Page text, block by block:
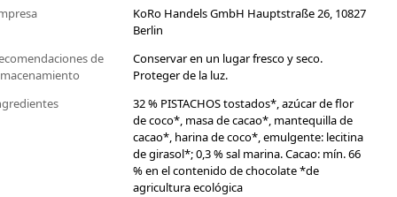
KoRo Handels GmbH Hauptstraße 26, 10827
Berlin
de
Conservar en un lugar fresco y seco.
Proteger de la luz.
32 % PISTACHOS tostados*, azúcar de flor
de coco*, masa de cacao*, mantequilla de
cacao*, harina de coco*, emulgente: lecitina
de girasol*; 0,3 % sal marina. Cacao: mín. 66
% en el contenido de chocolate *de
agricultura ecológica